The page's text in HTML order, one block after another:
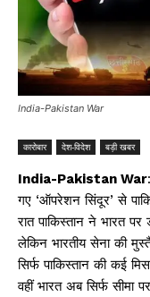
India-Pakistan War
कारोबार देश-विदेश बड़ी खबर
India-Pakistan War
गए ‘ऑपरेशन सिंदूर’ से
रात पाकिस्तान ने भारत
लेकिन भारतीय सेना की
सिर्फ पाकिस्तान की कई
वहीं भारत अब सिर्फ सीमा